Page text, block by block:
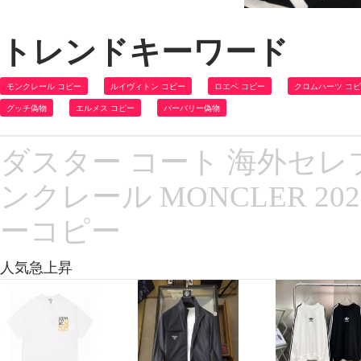
トレンドキーワード
モンクレール コピー ルイヴィトン コピー ロエベ コピー クロムハーツ コ
グッチ偽物 エルメス コピー バーバリー偽物
ダスター コート 海外セ
ンクレール MONCLER
ーコピー
人気急上昇